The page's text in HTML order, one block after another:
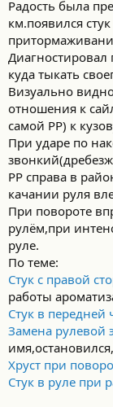
Радость была
км.появился
Диагностировал
куда тыкать
Визуально
отношения к
самой РР) к
При ударе по
РР справа в
качании руля
При повороте
рулём,при
руле.
По теме:
Стук с правой
работы
Стук в передней
Замена рулевой
Хруст при
Стук в руле при